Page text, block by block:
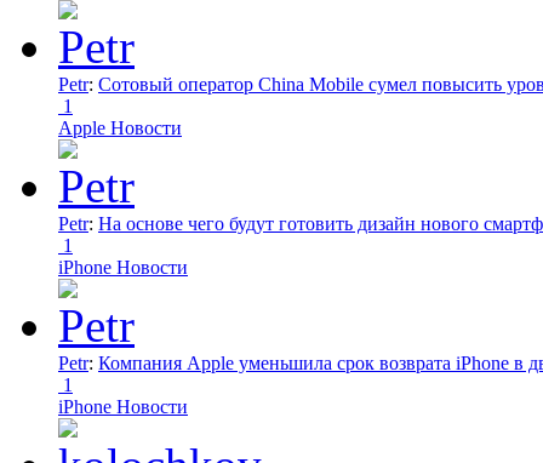
Petr: Сотовый оператор China Mobile сумел повысить
1
Apple Новости
Petr: На основе чего будут готовить дизайн нового
1
iPhone Новости
Petr: Компания Apple уменьшила срок возврата iPhone в
1
iPhone Новости